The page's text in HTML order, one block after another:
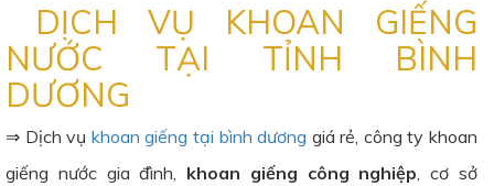
DỊCH VỤ KHOAN GIẾNG
NƯỚC TẠI TỈNH BÌNH
DƯƠNG
⇒ Dịch vụ khoan giếng tại bình dương giá rẻ, công ty khoan
giếng nước gia đình, khoan giếng công nghiệp, cơ sở